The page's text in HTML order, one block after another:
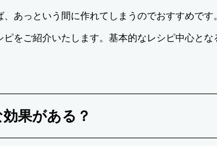
あっという間に作れてしまうのでおすすめで
をご紹介いたします。基本的なレシピ中心と
果がある？